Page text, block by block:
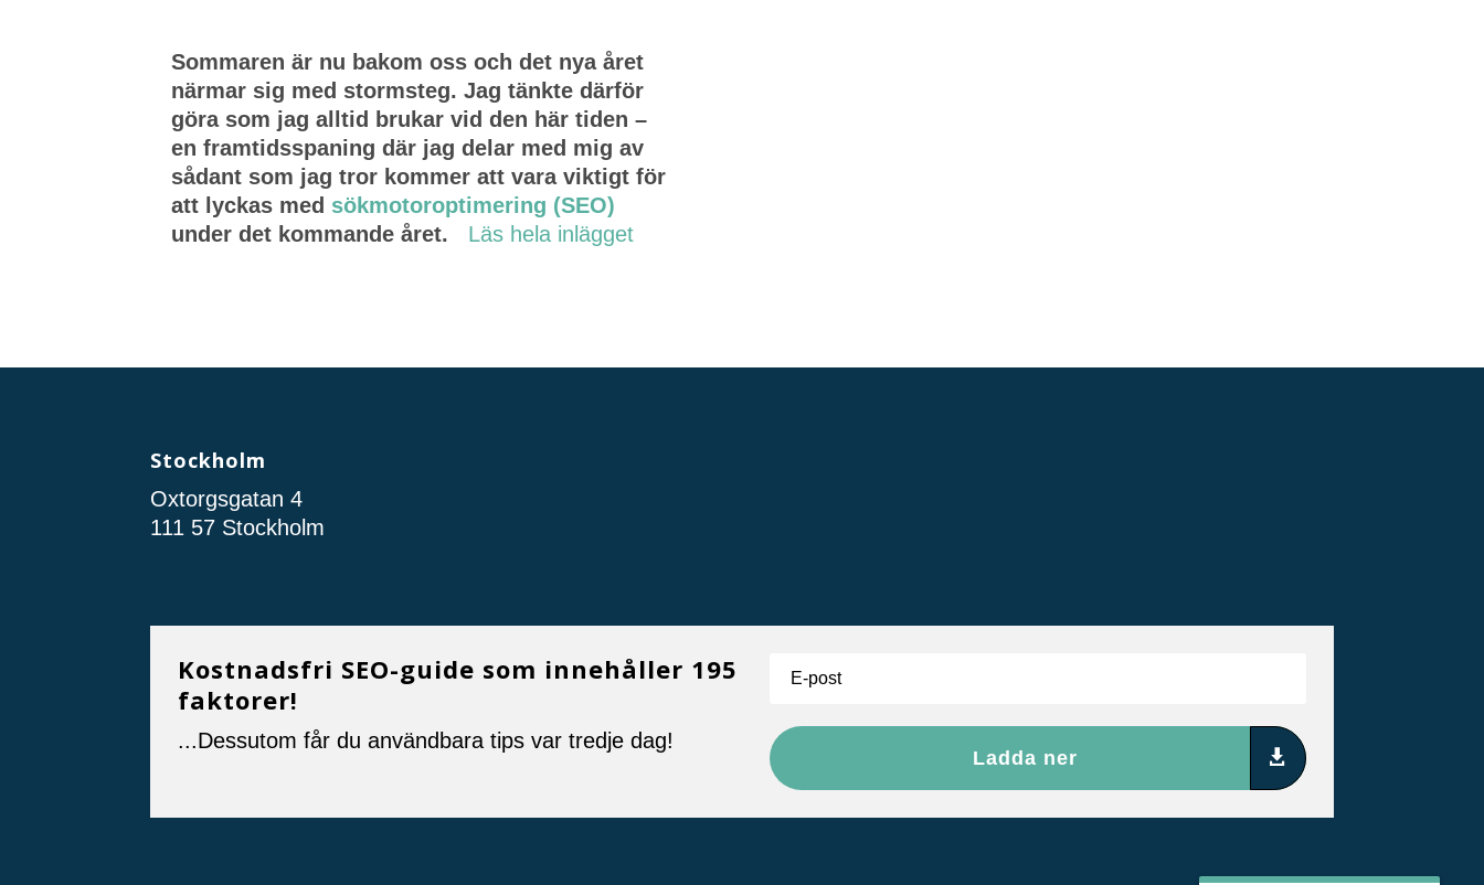
Sommaren är nu bakom oss och det nya året
närmar sig med stormsteg. Jag tänkte därför
göra som jag alltid brukar vid den här tiden –
en framtidsspaning där jag delar med mig av
sådant som jag tror kommer att vara viktigt för
att lyckas med sökmotoroptimering (SEO)
under det kommande året.
Läs hela inlägget
Stockholm
Oxtorgsgatan 4
111 57 Stockholm
Kostnadsfri SEO-guide som innehåller 195
faktorer!
...Dessutom får du användbara tips var tredje dag!
Ladda ner